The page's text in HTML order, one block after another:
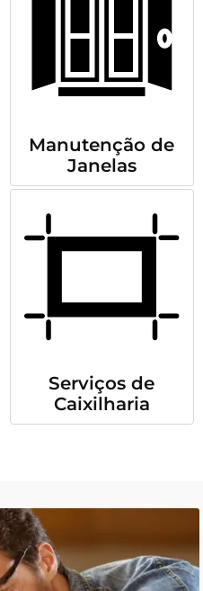
Manutenção de
Janelas
Serviços de
Caixilharia